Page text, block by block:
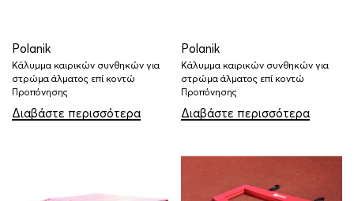
Polanik
Κάλυμμα καιρικών συνθηκών για
στρώμα άλματος επί κοντώ
Προπόνησης
Διαβάστε περισσότερα
Polanik
Κάλυμμα καιρικών συνθηκών για
στρώμα άλματος επί κοντώ
Προπόνησης
Διαβάστε περισσότερα